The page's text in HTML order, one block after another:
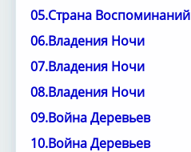
05.Страна Воспоминаний
06.Владения Ночи
07.Владения Ночи
08.Владения Ночи
09.Война Деревьев
10.Война Деревьев